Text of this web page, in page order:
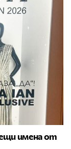
имена от